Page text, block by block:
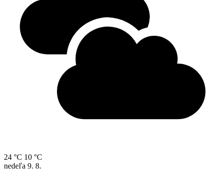
24 °C 10 °C
nedeľa 9. 8.